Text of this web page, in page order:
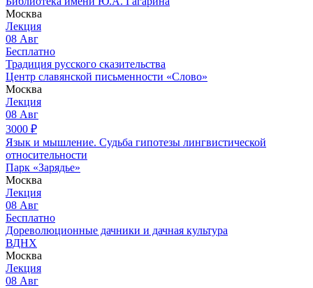
Москва
Лекция
08 Авг
Бесплатно
Традиция русского сказительства
Центр славянской письменности «Слово»
Москва
Лекция
08 Авг
3000 ₽
Язык и мышление. Судьба гипотезы лингвистической
относительности
Парк «Зарядье»
Москва
Лекция
08 Авг
Бесплатно
Дореволюционные дачники и дачная культура
ВДНХ
Москва
Лекция
08 Авг